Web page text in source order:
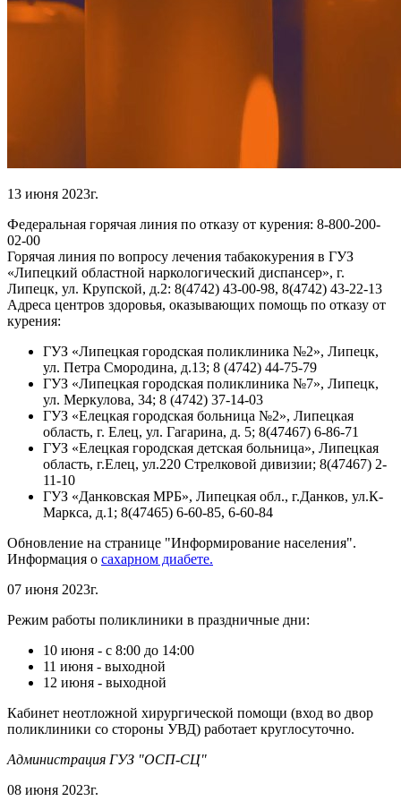
13 июня 2023г.
Федеральная горячая линия по отказу от курения: 8-800-200-
02-00
Горячая линия по вопросу лечения табакокурения в ГУЗ
«Липецкий областной наркологический диспансер», г.
Липецк, ул. Крупской, д.2: 8(4742) 43-00-98, 8(4742) 43-22-13
Адреса центров здоровья, оказывающих помощь по отказу от
курения:
ГУЗ «Липецкая городская поликлиника №2», Липецк,
ул. Петра Смородина, д.13; 8 (4742) 44-75-79
ГУЗ «Липецкая городская поликлиника №7», Липецк,
ул. Меркулова, 34; 8 (4742) 37-14-03
ГУЗ «Елецкая городская больница №2», Липецкая
область, г. Елец, ул. Гагарина, д. 5; 8(47467) 6-86-71
ГУЗ «Елецкая городская детская больница», Липецкая
область, г.Елец, ул.220 Стрелковой дивизии; 8(47467) 2-
11-10
ГУЗ «Данковская МРБ», Липецкая обл., г.Данков, ул.К-
Маркса, д.1; 8(47465) 6-60-85, 6-60-84
Обновление на странице "Информирование населения".
Информация о сахарном диабете.
07 июня 2023г.
Режим работы поликлиники в праздничные дни:
10 июня - с 8:00 до 14:00
11 июня - выходной
12 июня - выходной
Кабинет неотложной хирургической помощи (вход во двор
поликлиники со стороны УВД) работает круглосуточно.
Администрация ГУЗ "ОСП-СЦ"
08 июня 2023г.